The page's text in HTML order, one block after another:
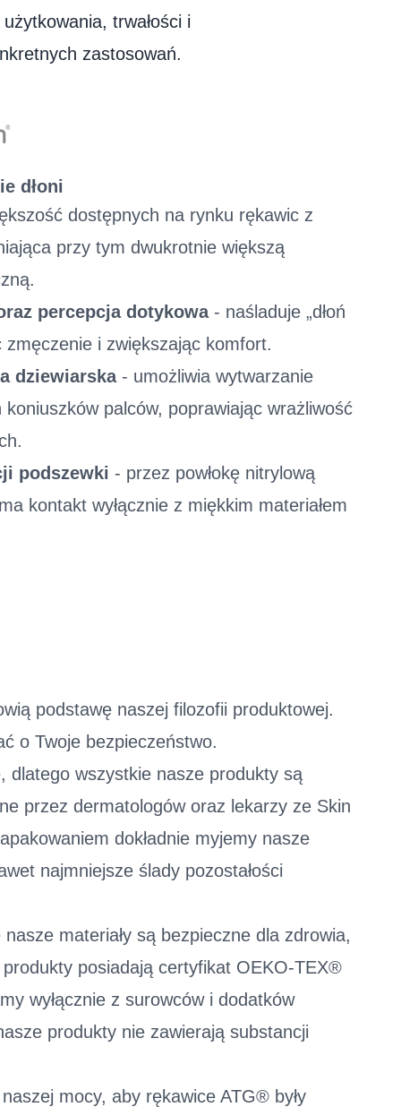
trwałości i
zastosowań.
dłoni
dostępnych na rynku rękawic z
przy tym dwukrotnie większą
percepcja dotykowa- naśladuje „dłoń
zmęczenie i zwiększając komfort.
dziewiarska- umożliwia wytwarzanie
koniuszków palców, poprawiając wrażliwość
podszewki - przez powłokę nitrylową
kontakt wyłącznie z miękkim materiałem
podstawę naszej filozofii produktowej.
o Twoje bezpieczeństwo.
dlatego wszystkie nasze produkty są
przez dermatologów oraz lekarzy ze Skin
dokładnie myjemy nasze
najmniejsze ślady pozostałości
materiały są bezpieczne dla zdrowia,
posiadają certyfikat OEKO-TEX®
wyłącznie z surowców i dodatków
produkty nie zawierają substancji
mocy, aby rękawice ATG® były